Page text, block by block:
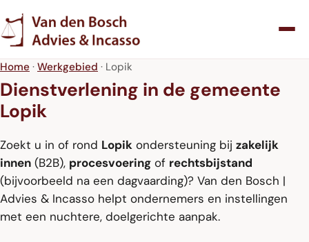
Home · Werkgebied · Lopik
Dienstverlening in de gemeente
Lopik
Zoekt u in of rond Lopik ondersteuning bij zakelijk
innen (B2B), procesvoering of rechtsbijstand
(bijvoorbeeld na een dagvaarding)? Van den Bosch |
Advies & Incasso helpt ondernemers en instellingen
met een nuchtere, doelgerichte aanpak.